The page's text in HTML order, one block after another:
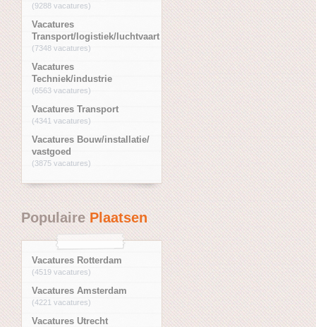
(9288 vacatures)
Vacatures
Transport/logistiek/luchtvaart
(7348 vacatures)
Vacatures
Techniek/industrie
(6563 vacatures)
Vacatures Transport
(4341 vacatures)
Vacatures Bouw/installatie/
vastgoed
(3875 vacatures)
PopulairePlaatsen
Vacatures Rotterdam
(4519 vacatures)
Vacatures Amsterdam
(4221 vacatures)
Vacatures Utrecht